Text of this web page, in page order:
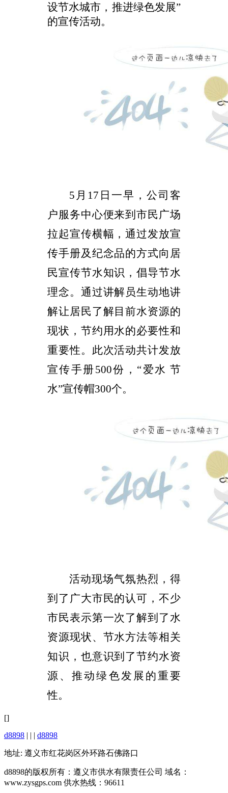
设节水城市，推进绿色发展”
的宣传活动。
5 月 17 日一早，公司客
户服务中心便来到市民广场
拉起宣传横幅，通过发放宣
传手册及纪念品的方式向居
民宣传节水知识，倡导节水
理念。通过讲解员生动地讲
解让居民了解目前水资源的
现状，节约用水的必要性和
重要性。此次活动共计发放
宣传手册500份，“爱水 节
水”宣传帽300个。
活动现场气氛热烈，得
到了广大市民的认可，不少
市民表示第一次了解到了水
资源现状、节水方法等相关
知识，也意识到了节约水资
源、推动绿色发展的重要
性。
[]
d8898 | | | d8898
地址: 遵义市红花岗区外环路石佛路口
d8898的版权所有：遵义市供水有限责任公司 域名：
www.zysgps.com 供水热线：96611